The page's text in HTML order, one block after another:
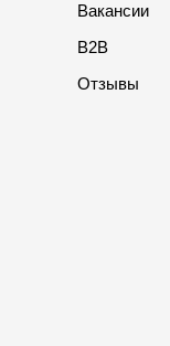
Вакансии
B2B
Отзывы